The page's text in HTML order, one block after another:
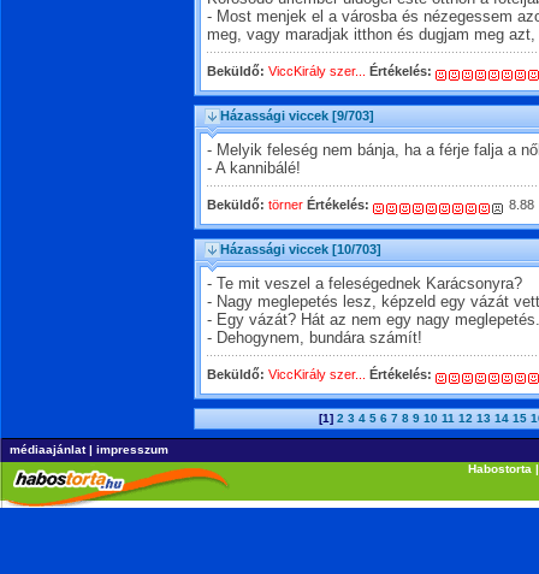
- Most menjek el a városba és nézegessem
meg, vagy maradjak itthon és dugjam meg
Beküldő: ViccKirály szer... Értékelés:
Házassági viccek [9/703]
- Melyik feleség nem bánja, ha a férje falja a
- A kannibálé!
Beküldő: törner Értékelés: 8.88
Házassági viccek [10/703]
- Te mit veszel a feleségednek Karácsonyra?
- Nagy meglepetés lesz, képzeld egy vázát
- Egy vázát? Hát az nem egy nagy
- Dehogynem, bundára számít!
Beküldő: ViccKirály szer... Értékelés:
[1] 2 3 4 5 6 7 8 9 10 11 12 13 14 15
médiaajánlat| impresszum
Habostorta